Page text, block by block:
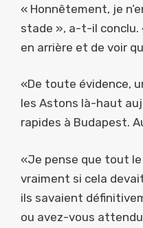
« Honnêtement, je
stade », a-t-il conclu.
en arrière et de voir
«De toute évidence,
les Astons là-haut
rapides à Budapest.
«Je pense que tout
vraiment si cela
ils savaient
ou avez-vous